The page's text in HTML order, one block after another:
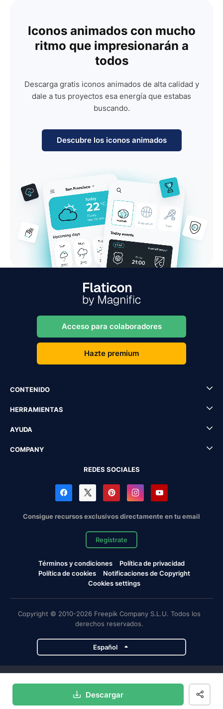
Descargar
Iconos animados con mucho
ritmo que impresionarán a
todos
Descarga gratis iconos animados de alta calidad y
dale a tus proyectos esa energía que estabas
buscando.
Descubre los iconos animados
Acceso para colaboradores
Hazte premium
CONTENIDO
HERRAMIENTAS
AYUDA
COMPANY
REDES SOCIALES
Consigue recursos exclusivos directamente en tu email
Regístrate
Términos y condiciones
Política de privacidad
Política de cookies
Notificaciones de Copyright
Cookies settings
Copyright © 2010-2026 Freepik Company S.L.U. Todos los
derechos reservados.
Español
Magnific Flaticon